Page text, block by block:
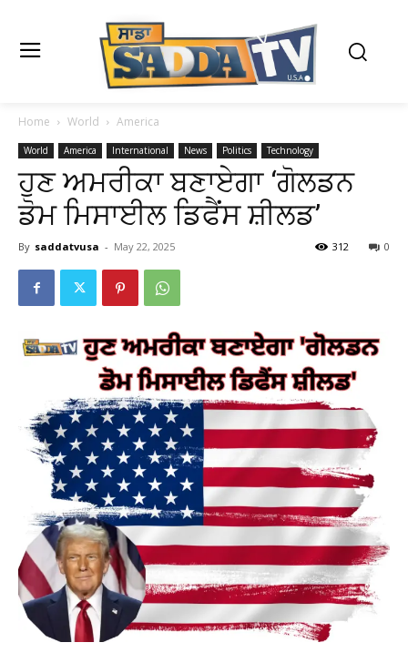
Home World America
World America International News Politics Technology
ਹੁਣ ਅਮਰੀਕਾ ਬਣਾਏਗਾ ‘ਗੋਲਡਨ
ਡੋਮ ਮਿਸਾਈਲ ਡਿਫੈਂਸ ਸ਼ੀਲਡ’
By saddatvusa - May 22, 2025 0
312